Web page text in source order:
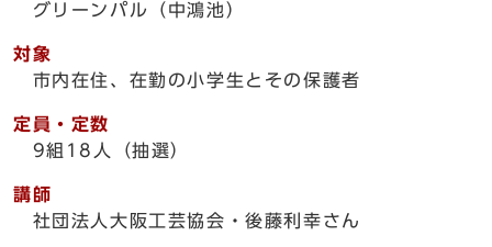
グリーンパル（中鴻池）
対象
市内在住、在勤の小学生とその保護者
定員・定数
9組18人（抽選）
講師
社団法人大阪工芸協会・後藤利幸さん